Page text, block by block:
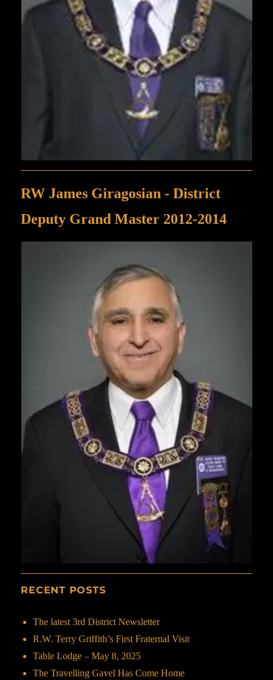
RW James Giragosian - District
Deputy Grand Master 2012-2014
RECENT POSTS
The latest 3rd District Newsletter
R.W. Terry Griffith’s First Fraternal Visit
Table Lodge – May 8, 2025
The Travelling Gavel Has Come Home